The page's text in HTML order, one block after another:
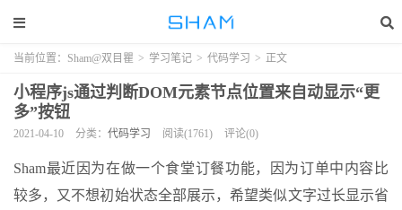
当前位置： Sham@双目瞿 > 学习笔记 > 代码学习 > 正文
小程序js通过判断DOM元素节点位置来自动显示“更
多”按钮
2021-04-10 分类： 代码学习 阅读(1761) 评论(0)
Sham最近因为在做一个食堂订餐功能，因为订单中内容比
较多，又不想初始状态全部展示，希望类似文字过长显示省